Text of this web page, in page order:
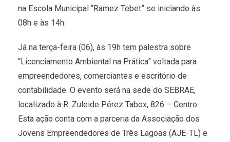
na Escola Municipal “Ramez Tebet” se iniciando às
08h e às 14h.
Já na terça-feira (06), às 19h tem palestra sobre
“Licenciamento Ambiental na Prática” voltada para
empreendedores, comerciantes e escritório de
contabilidade. O evento será na sede do SEBRAE,
localizado à R. Zuleide Pérez Tabox, 826 – Centro.
Esta ação conta com a parceria da Associação dos
Jovens Empreendedores de Três Lagoas (AJE-TL) e